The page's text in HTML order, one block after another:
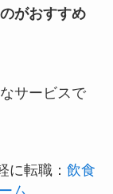
がおすすめ
サービスで
に転職：飲食